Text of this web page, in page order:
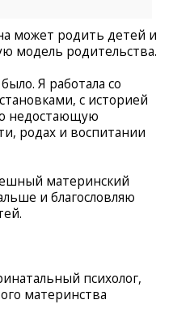
может родить детей и
модель родительства.
Я работала со
с историей
недостающую
родах и воспитании
материнский
и благословляю
психолог,
материнства